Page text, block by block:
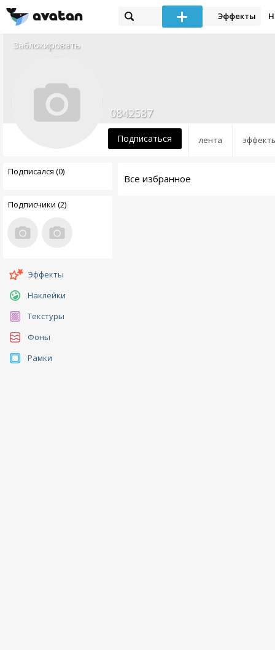
Эффекты
Заблокировать
лента
0842587
Подписаться
Подписался (0)
Подписчики (2)
Эффекты
Наклейки
Текстуры
Фоны
Рамки
Все избранное